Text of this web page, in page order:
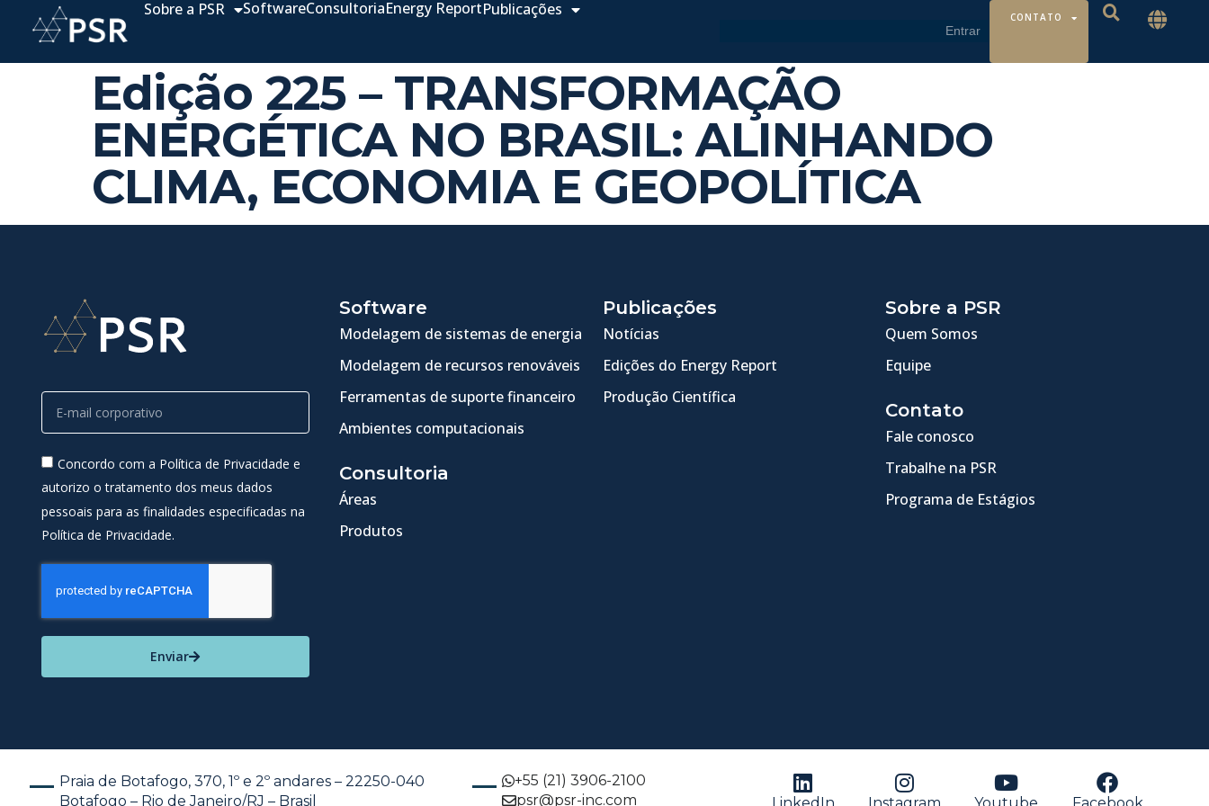
Sobre a PSR SoftwareConsultoriaEnergy ReportPublicações CONTATO
Edição 225 – TRANSFORMAÇÃO
ENERGÉTICA NO BRASIL: ALINHANDO
CLIMA, ECONOMIA E GEOPOLÍTICA
Concordo com a Política de Privacidade e
autorizo o tratamento dos meus dados
pessoais para as finalidades especificadas na
Política de Privacidade.
Enviar
Software
Modelagem de sistemas de energia
Modelagem de recursos renováveis
Ferramentas de suporte financeiro
Ambientes computacionais
Consultoria
Áreas
Produtos
Publicações
Notícias
Edições do Energy Report
Produção Científica
Sobre a PSR
Quem Somos
Equipe
Contato
Fale conosco
Trabalhe na PSR
Programa de Estágios
Praia de Botafogo, 370, 1º e 2º andares – 22250-040
Botafogo – Rio de Janeiro/RJ – Brasil
+55 (21) 3906-2100
psr@psr-inc.com